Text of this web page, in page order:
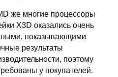
же многие процессоры
X3D оказались очень
показывающими
результаты
поэтому
у покупателей.